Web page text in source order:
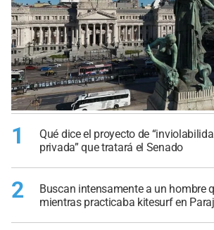
1
Qué dice el proyecto de
privada” que tratará el Senado
2
Buscan intensamente a un hombre
mientras practicaba kitesurf en